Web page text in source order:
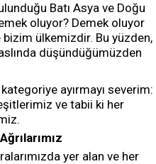
Batı Asya ve Doğu
oluyor? Demek oluyor
ülkemizdir. Bu yüzden,
düşündüğümüzden
ayırmayı severim:
ve tabii ki her
yer alan ve her